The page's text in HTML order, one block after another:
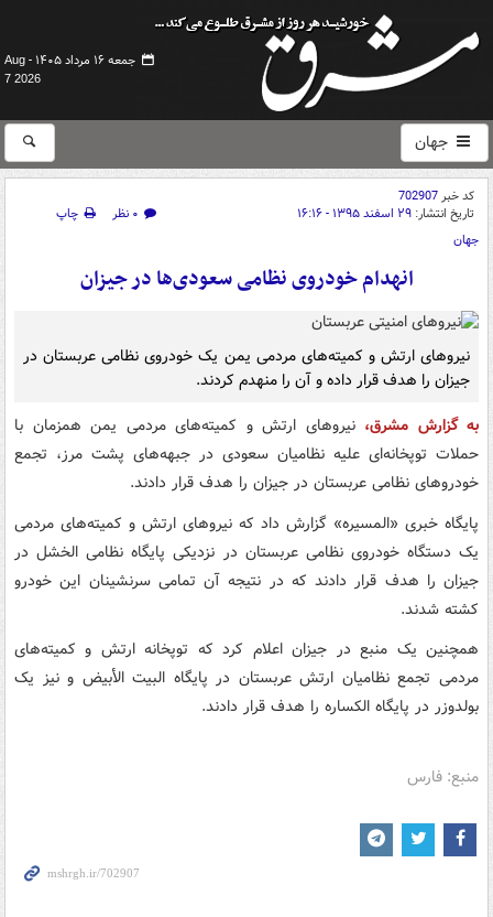
جمعه ۱۶ مرداد ۱۴۰۵ -
Aug
7 2026
جهان
کد خبر702907
تاریخ انتشار: ۲۹ اسفند ۱۳۹۵ - ۱۶:۱۶ ۰ نظر
چاپ
جهان
انهدام خودروی نظامی سعودی‌ها در جیزان
نیروهای ارتش و کمیته‌های مردمی یمن یک خودروی نظامی عربستان در
جیزان را هدف قرار داده و آن را منهدم کردند.
​به گزارش مشرق، نیروهای ارتش و کمیته‌های مردمی یمن همزمان با
حملات توپخانه‌ای علیه نظامیان سعودی در جبهه‌های پشت مرز، تجمع
خودروهای نظامی عربستان در جیزان را هدف قرار دادند.
پایگاه خبری «المسیره» گزارش داد که نیروهای ارتش و کمیته‌های مردمی
یک دستگاه خودروی نظامی عربستان در نزدیکی پایگاه نظامی الخشل در
جیزان را هدف قرار دادند که در نتیجه آن تمامی سرنشینان این خودرو
کشته شدند.
همچنین یک منبع در جیزان اعلام کرد که توپخانه ارتش و کمیته‌های
مردمی تجمع نظامیان ارتش عربستان در پایگاه البیت الأبیض و نیز یک
بولدوزر در پایگاه الکساره را هدف قرار دادند.
منبع: فارس